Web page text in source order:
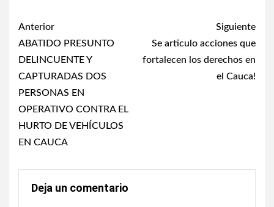
Post
navigation
Anterior
ABATIDO PRESUNTO
DELINCUENTE Y
CAPTURADAS DOS
PERSONAS EN
OPERATIVO CONTRA EL
HURTO DE VEHÍCULOS
EN CAUCA
Siguiente
Se articulo acciones que
fortalecen los derechos en
el Cauca!
Deja un comentario